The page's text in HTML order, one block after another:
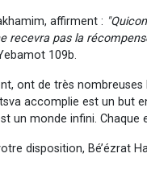
affirment :
recevra pas la
109b.
ont de très
accomplie est un but
un monde infini.
disposition, Bé’ézrat